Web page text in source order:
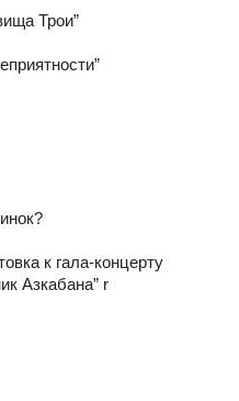
Трои”
к гала-концерту
Азкабана” r